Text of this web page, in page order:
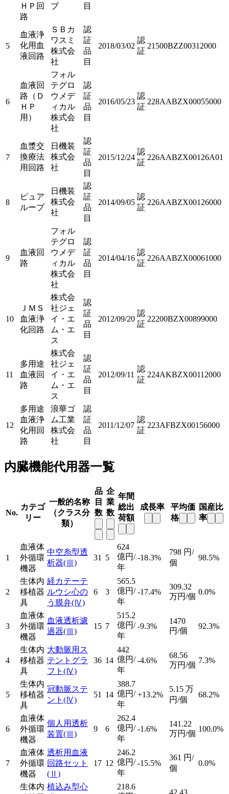
ＨＰ回
路
ブ
目
5
血液浄
化用血
液回路
ＳＢカ
ワスミ
株式会
社
認
証
品
目
2018/03/02
認
証
21500BZZ00312000
6
血液回
路（Ｄ
ＨＰ
用）
フォル
テグロ
ウメデ
ィカル
株式会
社
認
証
品
目
2016/05/23
認
証
228AABZX00055000
7
血漿交
換療法
用回路
日機装
株式会
社
認
証
品
目
2015/12/24
認
証
226AABZX00126A01
8
ピュア
ループ
日機装
株式会
社
認
証
品
目
2014/09/05
認
証
226AABZX00126000
9
血液回
路
フォル
テグロ
ウメデ
ィカル
株式会
社
認
証
品
目
2014/04/16
認
証
226AABZX00061000
10
ＪＭＳ
血液浄
化回路
株式会
社ジェ
イ・エ
ム・エ
ス
認
証
品
目
2012/09/20
認
証
22200BZX00899000
11
多用途
血液回
路
株式会
社ジェ
イ・エ
ム・エ
ス
認
証
品
目
2012/09/11
認
証
224AKBZX00112000
12
多用途
血液浄
化用回
路
浪華ゴ
ム工業
株式会
社
認
証
品
目
2011/12/07
認
証
223AFBZX00156000
内臓機能代用器一覧
No.
カテゴ
リー
一般的名称
（クラス分
類）
品
目
数
企
業
数
年間
総出
荷額
成長率
平均価
格
国産比
率
1
血液体
外循環
機器
中空糸型透
析器(Ⅲ)
31 5
624
億円/
年
-18.3%
798 円/
個
98.5%
2
生体内
移植器
具
経カテーテ
ルウシ心の
う膜弁(Ⅳ)
6 3
565.5
億円/
年
-17.4%
309.32
万円/個
0.0%
3
血液体
外循環
機器
血液透析濾
過器(Ⅲ)
15 7
515.2
億円/
年
-9.3%
1470
円/個
92.3%
4
生体内
移植器
具
大動脈用ス
テントグラ
フト (Ⅳ)
36 14
442
億円/
年
-4.6%
68.56
万円/個
7.3%
5
生体内
移植器
具
冠動脈ステ
ント (Ⅳ)
51 14
388.7
億円/
年
+13.2%
5.15 万
円/個
68.2%
6
血液体
外循環
機器
個人用透析
装置(Ⅲ)
9 6
262.4
億円/
年
-1.6%
141.22
万円/個
100.0%
7
血液体
外循環
機器
透析用血液
回路セット
(Ⅱ)
17 12
246.2
億円/
年
-15.5%
361 円/
個
0.0%
生体内 植込み型心
218.6